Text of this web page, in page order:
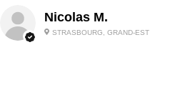
Nicolas M.
STRASBOURG, GRAND-EST